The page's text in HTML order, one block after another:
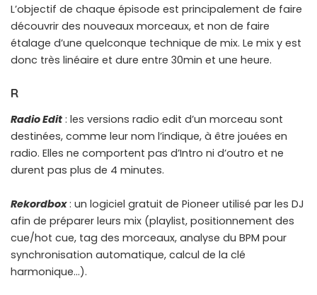
L’objectif de chaque épisode est principalement de faire
découvrir des nouveaux morceaux, et non de faire
étalage d’une quelconque technique de mix. Le mix y est
donc très linéaire et dure entre 30min et une heure.
R
Radio Edit : les versions radio edit d’un morceau sont
destinées, comme leur nom l’indique, à être jouées en
radio. Elles ne comportent pas d’Intro ni d’outro et ne
durent pas plus de 4 minutes.
Rekordbox: un logiciel gratuit de Pioneer utilisé par les DJ
afin de préparer leurs mix (playlist, positionnement des
cue/hot cue, tag des morceaux, analyse du BPM pour
synchronisation automatique, calcul de la clé
harmonique…).